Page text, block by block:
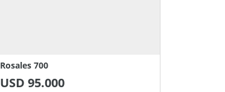
Rosales 700
USD 95.000